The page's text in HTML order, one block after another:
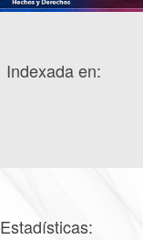
Indexada en:
Estadísticas: